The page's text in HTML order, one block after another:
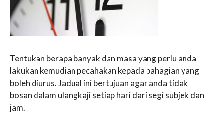
Tentukan berapa banyak dan masa yang perlu anda
lakukan kemudian pecahakan kepada bahagian yang
boleh diurus. Jadual ini bertujuan agar anda tidak
bosan dalam ulangkaji setiap hari dari segi subjek dan
jam.